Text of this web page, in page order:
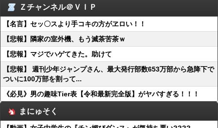
Ｚチャンネル＠ＶＩＰ
【名言】セッ〇スより手コキの方がヱロい！！
【悲報】隣家の室外機、もう滅茶苦茶ｗ
【悲報】マジでハゲてきた。助けて
【悲報】 週刊少年ジャンプさん、最大発行部数653万部から急降下で
ついに100万部を割って...
《必見》男の趣味Tier表【令和最新完全版】がヤバすぎる！！！
まにゅそく